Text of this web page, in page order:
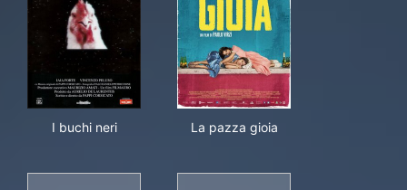
I buchi neri La pazza gioia